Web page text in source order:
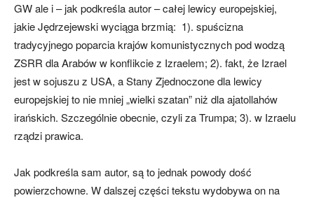
GW ale i – jak podkreśla autor – całej lewicy europejskiej,
jakie Jędrzejewski wyciąga brzmią: 1). spuścizna
tradycyjnego poparcia krajów komunistycznych pod wodzą
ZSRR dla Arabów w konflikcie z Izraelem; 2). fakt, że Izrael
jest w sojuszu z USA, a Stany Zjednoczone dla lewicy
europejskiej to nie mniej „wielki szatan” niż dla ajatollahów
irańskich. Szczególnie obecnie, czyli za Trumpa; 3). w Izraelu
rządzi prawica.
Jak podkreśla sam autor, są to jednak powody dość
powierzchowne. W dalszej części tekstu wydobywa on na